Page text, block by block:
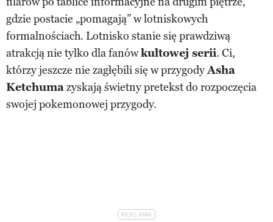
gdzie postacie „pomagają” w lotniskowych
formalnościach. Lotnisko stanie się prawdziwą
atrakcją nie tylko dla fanówkultowej serii. Ci,
którzy jeszcze nie zagłębili się w przygodyAsha
Ketchumazyskają świetny pretekst do rozpoczęcia
swojej pokemonowej przygody.